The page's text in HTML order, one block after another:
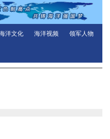
洋文化 海洋视频 领军人物